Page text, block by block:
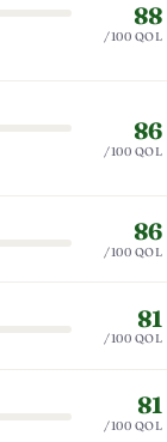
88
/100 QOL
86
/100 QOL
86
/100 QOL
81
/100 QOL
81
/100 QOL